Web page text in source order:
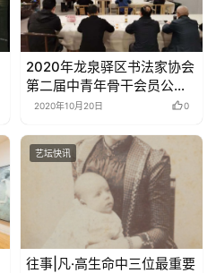
2020年龙泉驿区书法家协会
第二届中青年骨干会员公益
培训班开班
2020年10月20日 0
艺坛快讯
往事|凡·高生命中三位最重要